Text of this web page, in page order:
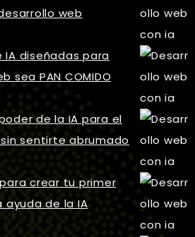
web
diseñadas para
sea PAN COMIDO
de la IA para el
sentirte abrumado
para crear tu primer
ayuda de la IA